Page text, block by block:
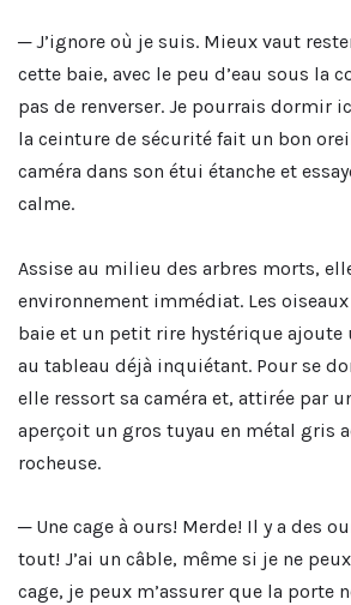
─ J’ignore où je suis. Mieux vaut
cette baie, avec le peu d’eau sous la
pas de renverser. Je pourrais dormir
la ceinture de sécurité fait un bon
caméra dans son étui étanche et
calme.
Assise au milieu des arbres morts,
environnement immédiat. Les
baie et un petit rire hystérique ajoute
au tableau déjà inquiétant. Pour se
elle ressort sa caméra et, attirée par
aperçoit un gros tuyau en métal gris
rocheuse.
─ Une cage à ours! Merde! Il y a des
tout! J’ai un câble, même si je ne
cage, je peux m’assurer que la porte